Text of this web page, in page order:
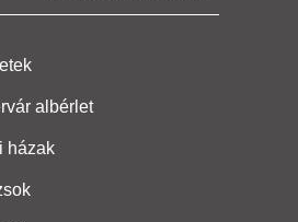
albérlet
házak